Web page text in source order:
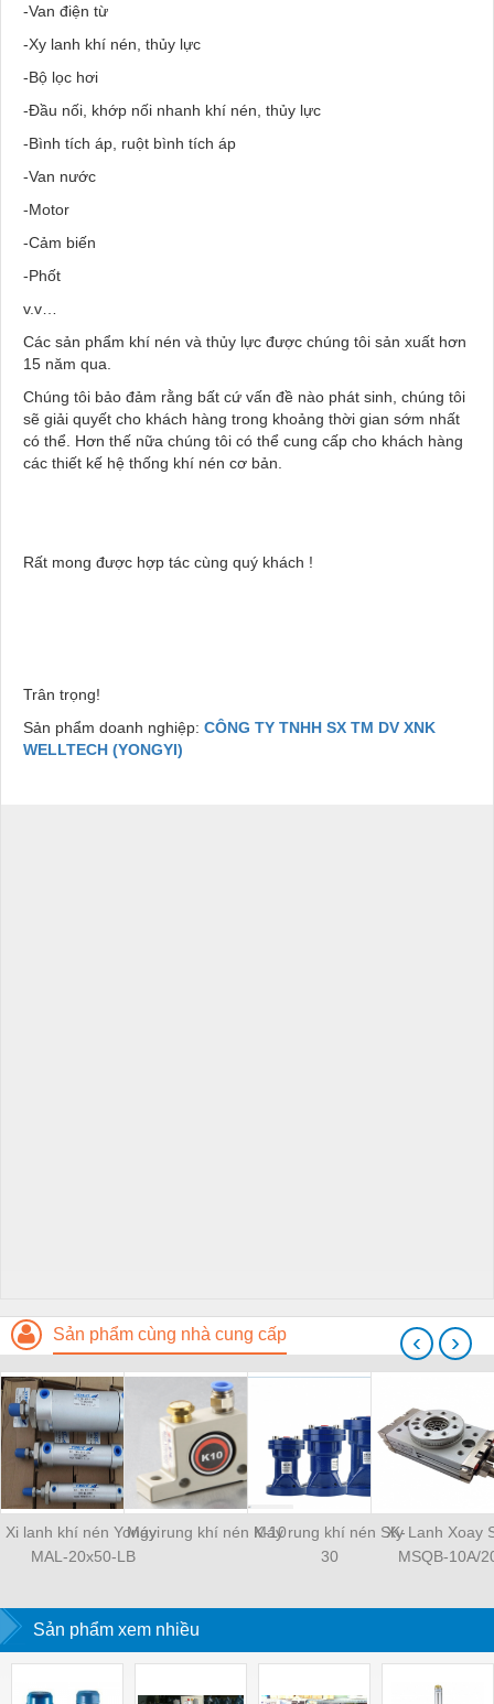
-Van điện từ
-Xy lanh khí nén, thủy lực
-Bộ lọc hơi
-Đầu nối, khớp nối nhanh khí nén, thủy lực
-Bình tích áp, ruột bình tích áp
-Van nước
-Motor
-Cảm biến
-Phốt
v.v…
Các sản phẩm khí nén và thủy lực được chúng tôi sản xuất hơn
15 năm qua.
Chúng tôi bảo đảm rằng bất cứ vấn đề nào phát sinh, chúng tôi
sẽ giải quyết cho khách hàng trong khoảng thời gian sớm nhất
có thể. Hơn thế nữa chúng tôi có thể cung cấp cho khách hàng
các thiết kế hệ thống khí nén cơ bản.
Rất mong được hợp tác cùng quý khách !
Trân trọng!
Sản phẩm doanh nghiệp: CÔNG TY TNHH SX TM DV XNK
WELLTECH (YONGYI)
Sản phẩm cùng nhà cung cấp
Xi lanh khí nén Yongyi
MAL-20x50-LB
Máy rung khí nén K-10Máy rung khí nén SK-
30
Xy Lanh Xoay
MSQB-10A/
‹ ›
Sản phẩm xem nhiều